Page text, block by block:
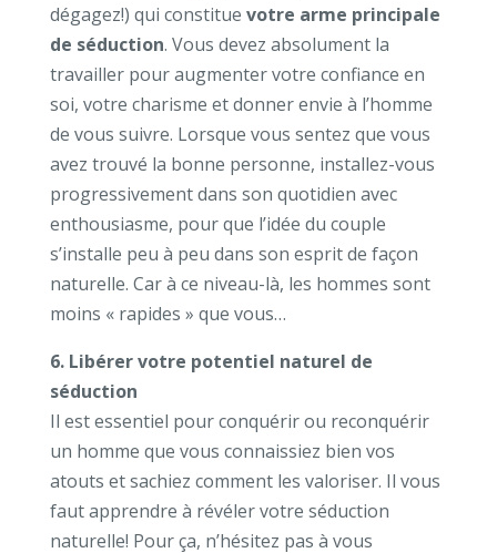
dégagez!) qui constitue votre arme principale
de séduction. Vous devez absolument la
travailler pour augmenter votre confiance en
soi, votre charisme et donner envie à l’homme
de vous suivre. Lorsque vous sentez que vous
avez trouvé la bonne personne, installez-vous
progressivement dans son quotidien avec
enthousiasme, pour que l’idée du couple
s’installe peu à peu dans son esprit de façon
naturelle. Car à ce niveau-là, les hommes sont
moins « rapides » que vous…
6. Libérer votre potentiel naturel de
séduction
Il est essentiel pour conquérir ou reconquérir
un homme que vous connaissiez bien vos
atouts et sachiez comment les valoriser. Il vous
faut apprendre à révéler votre séduction
naturelle! Pour ça, n’hésitez pas à vous